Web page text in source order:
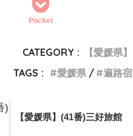
Pocket
CATEGORY :
【愛媛県】
TAGS :
愛媛県 遍路宿
【愛媛県】(41番)三好旅館